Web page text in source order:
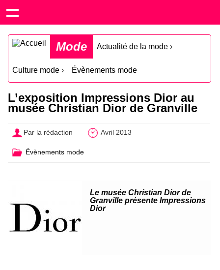
Mode Actualité de la mode ›
Culture mode › Évènements mode
L’exposition Impressions Dior au
musée Christian Dior de Granville
Par la rédaction Avril 2013
Évènements mode
Le musée Christian Dior de
Granville présente Impressions
Dior